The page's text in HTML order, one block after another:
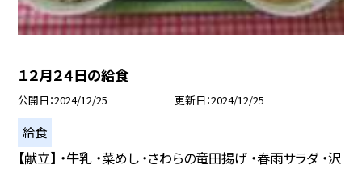
１２月２４日の給食
公開日 2024/12/25 更新日 2024/12/25
給食
【献立】 ・牛乳 ・菜めし ・さわらの竜田揚げ ・春雨サラダ ・沢